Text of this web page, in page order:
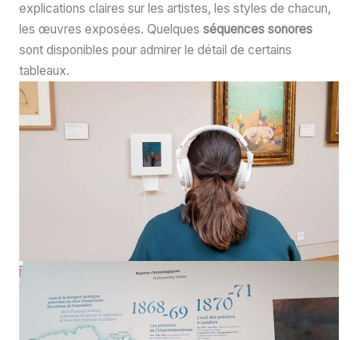
explications claires sur les artistes, les styles de chacun,
les œuvres exposées. Quelques séquences sonores
sont disponibles pour admirer le détail de certains
tableaux.